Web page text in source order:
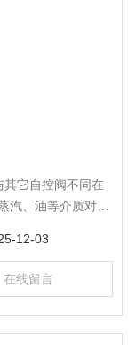
它自控阀不同在
汽、油等介质对于
气、水、油的通
受欢迎。
12-03
在线留言